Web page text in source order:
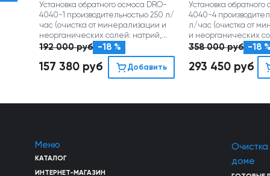
Установка обратного осмоса DRO-
4040-1 производительностью 250 л/
час (очистка от минерализации и
неорганических солей: натрий,
хлориды, сульфаты, нитраты и пр.)
192 000руб -18 %
157 380 руб Добавить
Установка обратного
4040-4
л/час (очистка от
и неорганических
хлориды, сульфаты,
358 000руб -18 %
293 450 руб
Меню
КАТАЛОГ
ИНТЕРНЕТ-МАГАЗИН
доме